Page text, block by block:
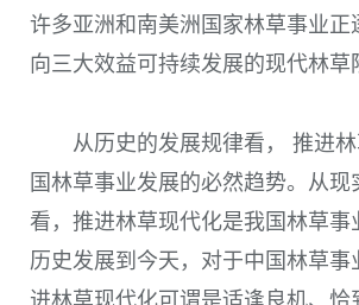
许多亚洲和南美洲国家林草事业正
向三大效益可持续发展的现代林草
从历史的发展规律看， 推进
国林草事业发展的必然趋势。从现
看，推进林草现代化是我国林草事
历史发展到今天，对于中国林草事
进林草现代化可谓是适逢良机、恰